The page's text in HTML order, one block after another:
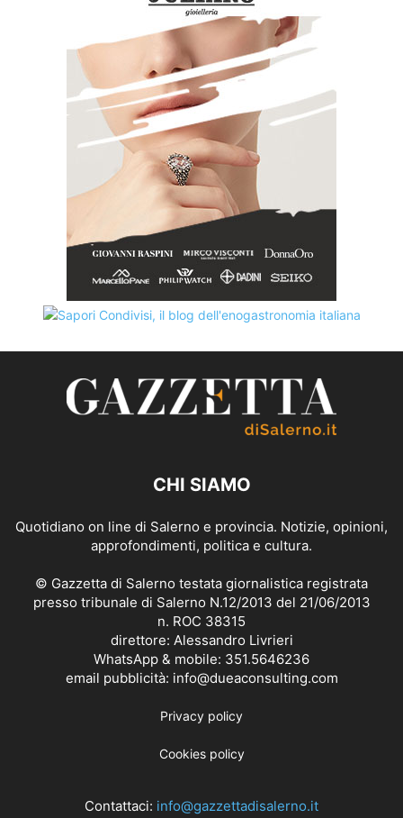
CHI SIAMO
Quotidiano on line di Salerno e provincia. Notizie, opinioni,
approfondimenti, politica e cultura.
© Gazzetta di Salerno testata giornalistica registrata
presso tribunale di Salerno N.12/2013 del 21/06/2013
n. ROC 38315
direttore: Alessandro Livrieri
WhatsApp & mobile: 351.5646236
email pubblicità: info@dueaconsulting.com
Privacy policy
Cookies policy
Contattaci: info@gazzettadisalerno.it